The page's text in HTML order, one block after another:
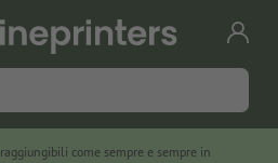
raggiungibili come sempre e sempre in